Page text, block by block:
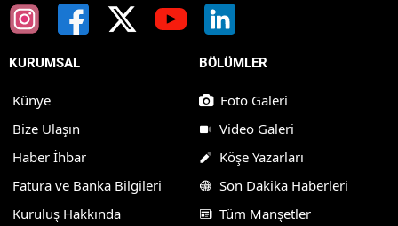
KURUMSAL
Künye
Bize Ulaşın
Haber İhbar
Fatura ve Banka Bilgileri
Kuruluş Hakkında
BÖLÜMLER
Foto Galeri
Video Galeri
Köşe Yazarları
Son Dakika Haberleri
Tüm Manşetler